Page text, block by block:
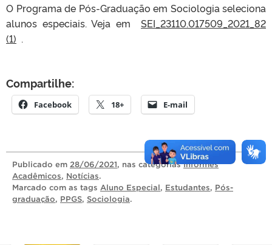
O Programa de Pós-Graduação em Sociologia seleciona
alunos especiais. Veja em SEI_23110.017509_2021_82
(1) .
Compartilhe:
Facebook 18+ E-mail
Publicado em 28/06/2021, nas categoriasInformes
Acadêmicos, Notícias.
Marcado com as tags Aluno Especial, Estudantes, Pós-
graduação, PPGS, Sociologia.